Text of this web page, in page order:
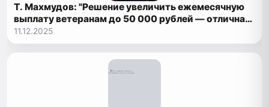
Т. Махмудов: "Решение увеличить ежемесячную
выплату ветеранам до 50 000 рублей — отличная
и очень важная новость, которая заслуживает
самых высоких оценок"
11.12.2025